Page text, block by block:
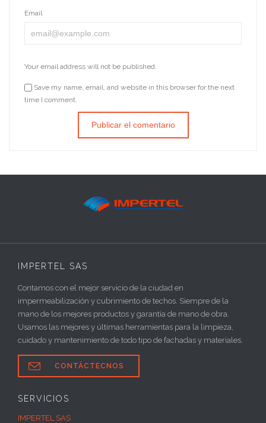
Email
Your email address will not be published.
Save my name, email, and website in this browser for the next
time I comment.
IMPERTEL SAS
Contamos con el mejor servicio de la ciudad en
impermeabilización y cubrimiento de techos. Siempre de la
mano de los mejores productos y garantía de mano de obra.
Usamos las mejores y últimas herramientas para la limpieza,
cuidado y mantenimiento de todo tipo de fachadas y materiales.
 CONTÁCTECNOS
SERVICIOS
IMPERTEL SAS